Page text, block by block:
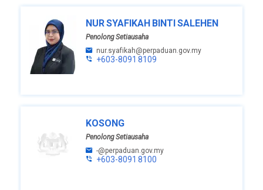
NUR SYAFIKAH BINTI SALEHEN
Penolong Setiausaha
nur.syafikah@perpaduan.gov.my
+603-8091 8109
KOSONG
Penolong Setiausaha
-@perpaduan.gov.my
+603-8091 8100